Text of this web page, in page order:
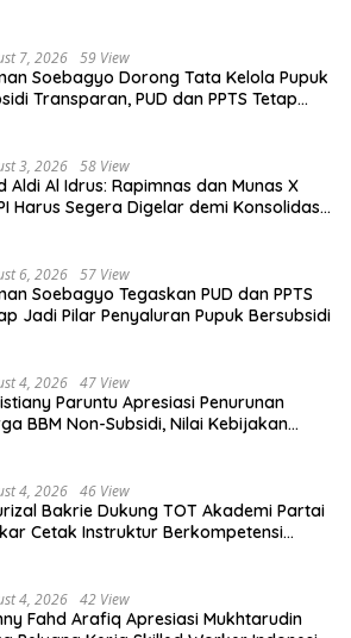
7, 2026 59 View
Soebagyo Dorong Tata Kelola Pupuk
Transparan, PUD dan PPTS Tetap
3, 2026 58 View
Aldi Al Idrus: Rapimnas dan Munas X
Harus Segera Digelar demi Konsolidasi
6, 2026 57 View
Soebagyo Tegaskan PUD dan PPTS
Jadi Pilar Penyaluran Pupuk Bersubsidi
4, 2026 47 View
Paruntu Apresiasi Penurunan
BBM Non-Subsidi, Nilai Kebijakan
4, 2026 46 View
Bakrie Dukung TOT Akademi Partai
Cetak Instruktur Berkompetensi
4, 2026 42 View
Fahd Arafiq Apresiasi Mukhtarudin